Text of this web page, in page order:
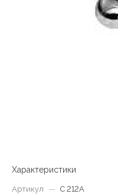
Характеристики
Артикул — C 212А